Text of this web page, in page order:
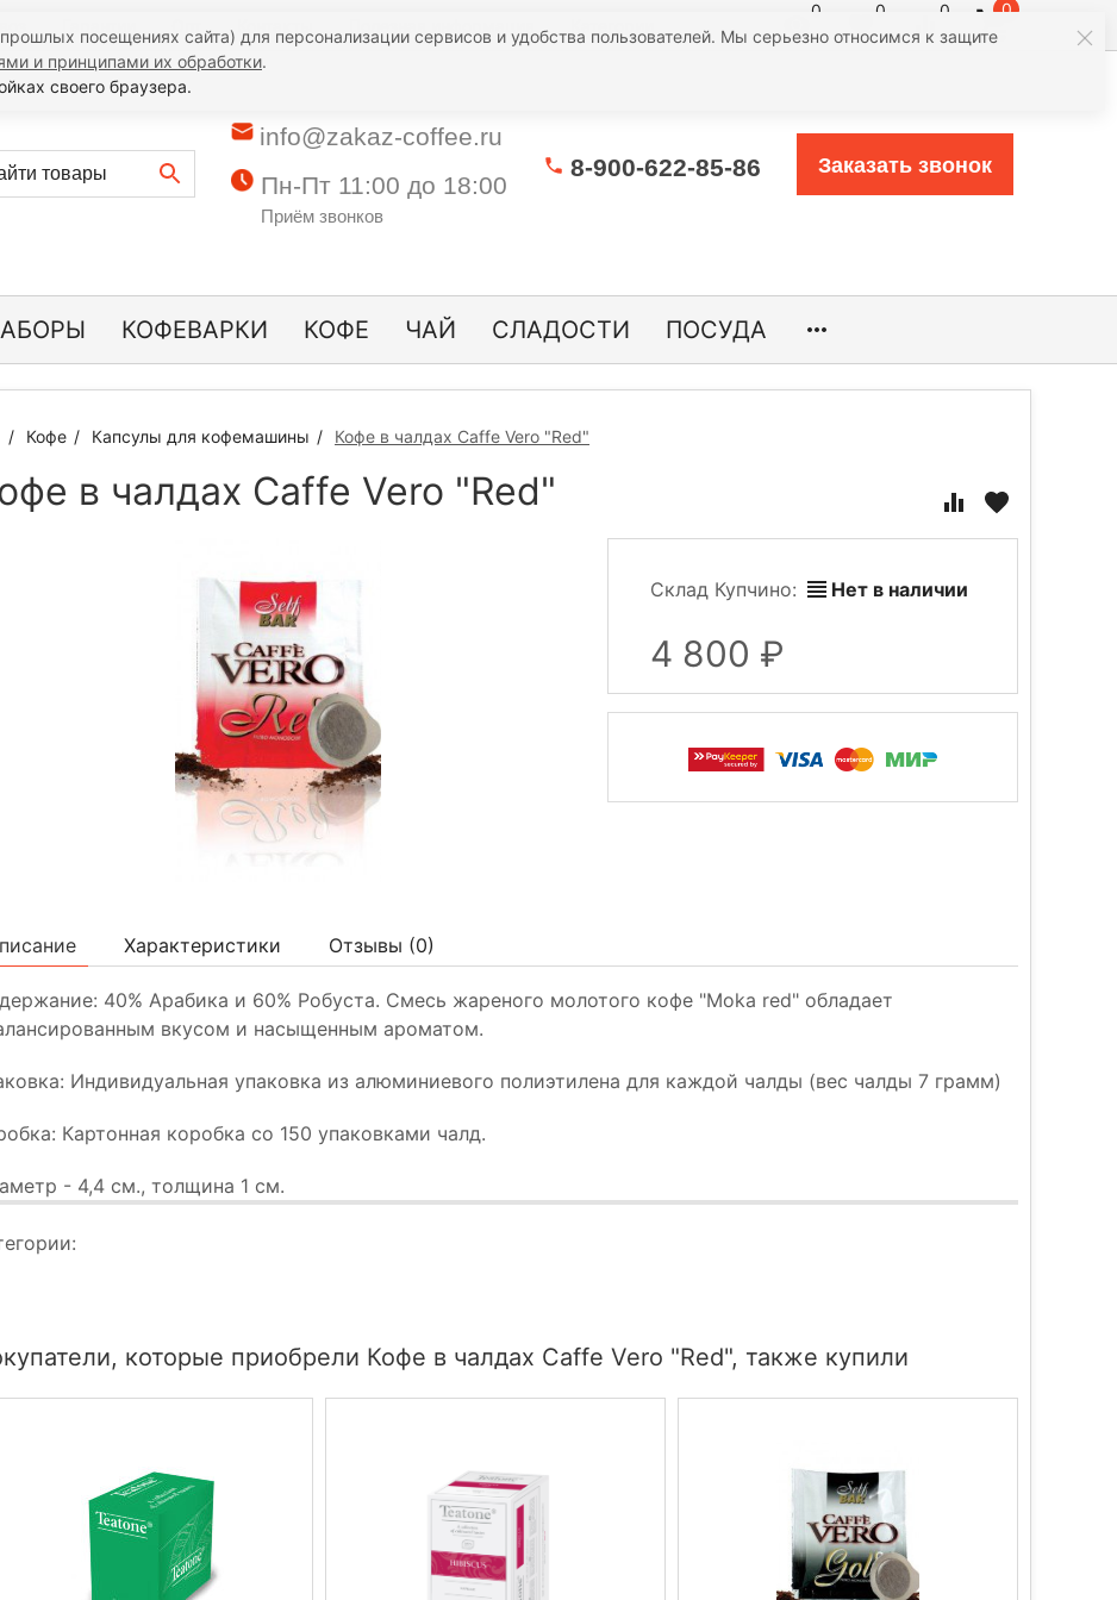
0 0 0 0
info@zakaz-coffee.ru
Пн-Пт 11:00 до 18:00
Приём звонков
8-900-622-85-86 Заказать звонок
КОФЕВАРКИ КОФЕ ЧАЙ СЛАДОСТИ ПОСУДА
Кофе Капсулы для кофемашины Кофе в чалдах Caffe Vero "Red"
в чалдах Caffe Vero "Red"
Склад Купчино: Нет в наличии
4 800
Характеристики Отзывы (0)
40% Арабика и 60% Робуста. Смесь жареного молотого кофе "Moka red" обладает
вкусом и насыщенным ароматом.
Индивидуальная упаковка из алюминиевого полиэтилена для каждой чалды (вес чалды 7 грамм)
Картонная коробка со 150 упаковками чалд.
- 4,4 см., толщина 1 см.
которые приобрели Кофе в чалдах Caffe Vero "Red", также купили
посещениях сайта) для персонализации сервисов и удобства пользователей. Мы серьезно относимся к защите
и принципами их обработки.
своего браузера.